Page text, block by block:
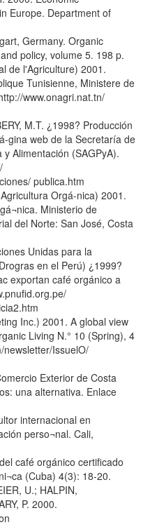
Europe. Department of
Germany. Organic
policy, volume 5. 198 p.
de l'Agriculture) 2001.
Tunisienne, Ministere de
www.onagri.nat.tn/
M.T. ¿1998? Producción
gina web de la Secretaría de
Alimentación (SAGPyA).
publica.htm
Orgá-nica) 2001.
Ministerio de
del Norte: San José, Costa
Unidas para la
en el Perú) ¿1999?
exportan café orgánico a
Inc.) 2001. A global view
Living N.° 10 (Spring), 4
newsletter/IssuelO/
Exterior de Costa
una alternativa. Enlace
internacional en
perso¬nal. Cali,
café orgánico certificado
(Cuba) 4(3): 18-20.
U.; HALPIN,
P. 2000.